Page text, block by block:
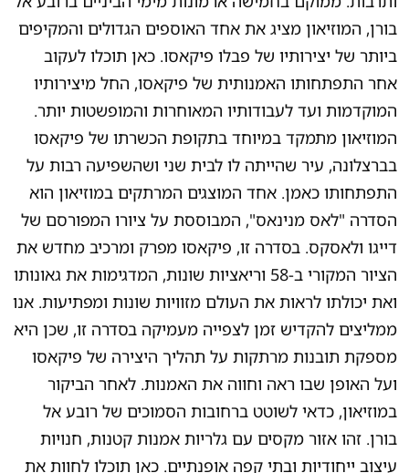
בורן, המוזיאון מציג את אחד האוספים הגדולים והמקיפים
ביותר של יצירותיו של פבלו פיקאסו. כאן תוכלו לעקוב
אחר התפתחותו האמנותית של פיקאסו, החל מיצירותיו
המוקדמות ועד לעבודותיו המאוחרות והמופשטות יותר.
המוזיאון מתמקד במיוחד בתקופת הכשרתו של פיקאסו
בברצלונה, עיר שהייתה לו לבית שני ושהשפיעה רבות על
התפתחותו כאמן. אחד המוצגים המרתקים במוזיאון הוא
הסדרה "לאס מנינאס", המבוססת על ציורו המפורסם של
דייגו ולאסקס. בסדרה זו, פיקאסו מפרק ומרכיב מחדש את
הציור המקורי ב-58 וריאציות שונות, המדגימות את גאונותו
ואת יכולתו לראות את העולם מזוויות שונות ומפתיעות. אנו
ממליצים להקדיש זמן לצפייה מעמיקה בסדרה זו, שכן היא
מספקת תובנות מרתקות על תהליך היצירה של פיקאסו
ועל האופן שבו ראה וחווה את האמנות. לאחר הביקור
במוזיאון, כדאי לשוטט ברחובות הסמוכים של רובע אל
בורן. זהו אזור מקסים עם גלריות אמנות קטנות, חנויות
עיצוב ייחודיות ובתי קפה אופנתיים. כאן תוכלו לחוות את